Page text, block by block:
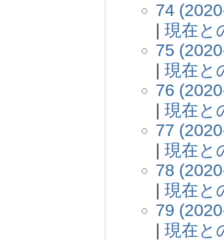
74
| 現在と
75
| 現在と
76
| 現在と
77
| 現在と
78
| 現在と
79
| 現在と